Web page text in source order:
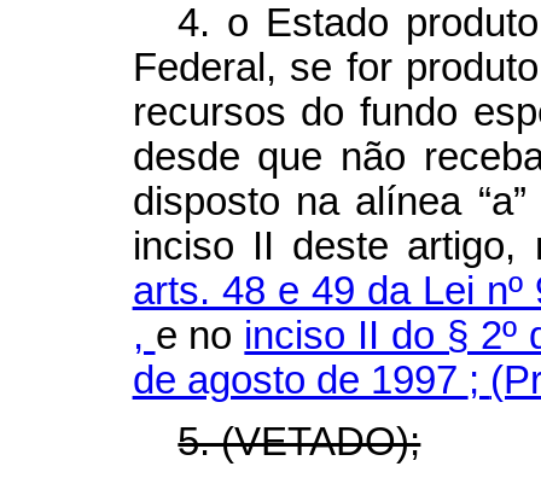
4. o Estado
Federal, se for
recursos do fundo
desde que não
disposto na alínea
inciso II deste artigo,
arts. 48 e 49 da Lei
, e no inciso II do § 2º
de agosto de 1997 ;
5. (VETADO);